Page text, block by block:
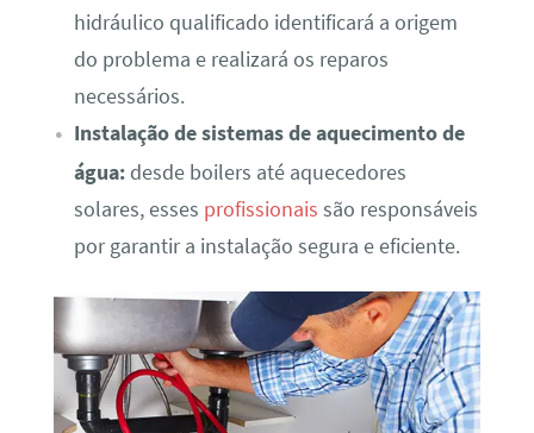
hidráulico qualificado identificará a origem
do problema e realizará os reparos
necessários.
Instalação de sistemas de aquecimento de
água:desde boilers até aquecedores
solares, esses profissionais são responsáveis
por garantir a instalação segura e eficiente.